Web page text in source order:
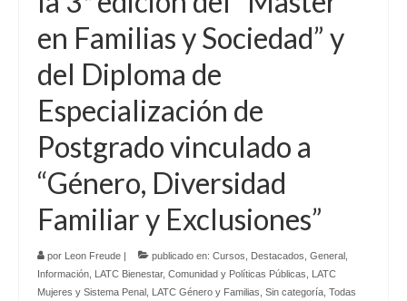
en Familias y Sociedad” y
del Diploma de
Especialización de
Postgrado vinculado a
“Género, Diversidad
Familiar y Exclusiones”
por Leon Freude | publicado en: Cursos Destacados General
Información LATC Bienestar, Comunidad y Políticas Públicas
LATC
Mujeres y Sistema Penal LATC Género y Familias Sin categoría Todas